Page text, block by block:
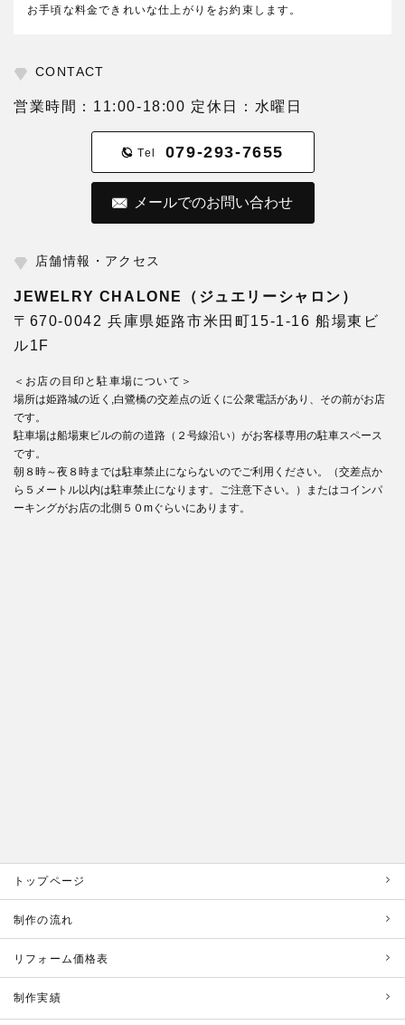
お手頃な料金できれいな仕上がりをお約束します。
CONTACT
営業時間：11:00-18:00 定休日：水曜日
Tel 079-293-7655
メールでのお問い合わせ
店舗情報・アクセス
JEWELRY CHALONE（ジュエリーシャロン）
〒670-0042 兵庫県姫路市米田町15-1-16 船場東ビ
ル1F
＜お店の目印と駐車場について＞
場所は姫路城の近く,白鷺橋の交差点の近くに公衆電話があり、その前がお店
です。
駐車場は船場東ビルの前の道路（２号線沿い）がお客様専用の駐車スペース
です。
朝８時～夜８時までは駐車禁止にならないのでご利用ください。（交差点か
ら５メートル以内は駐車禁止になります。ご注意下さい。）またはコインパ
ーキングがお店の北側５０mぐらいにあります。
トップページ
制作の流れ
リフォーム価格表
制作実績